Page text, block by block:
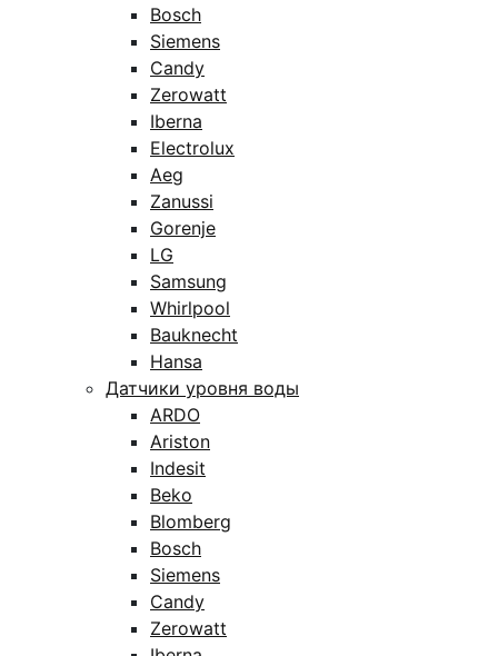
Bosch
Siemens
Candy
Zerowatt
Iberna
Electrolux
Aeg
Zanussi
Gorenje
LG
Samsung
Whirlpool
Bauknecht
Hansa
Датчики уровня воды
ARDO
Ariston
Indesit
Beko
Blomberg
Bosch
Siemens
Candy
Zerowatt